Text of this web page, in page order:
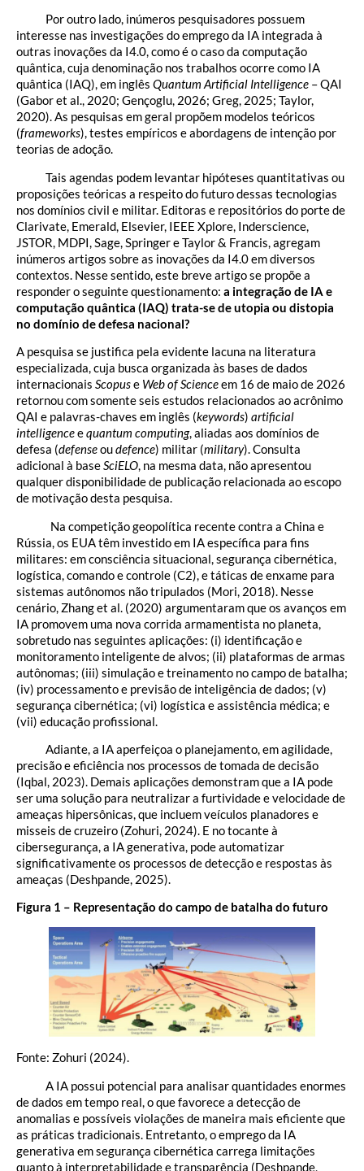
Por outro lado, inúmeros pesquisadores possuem
interesse nas investigações do emprego da IA integrada à
outras inovações da I4.0, como é o caso da computação
quântica, cuja denominação nos trabalhos ocorre como IA
quântica (IAQ), em inglês Quantum Artificial Intelligence – QAI
(Gabor et al., 2020; Gençoglu, 2026; Greg, 2025; Taylor,
2020). As pesquisas em geral propõem modelos teóricos
(frameworks), testes empíricos e abordagens de intenção por
teorias de adoção.
Tais agendas podem levantar hipóteses quantitativas ou
proposições teóricas a respeito do futuro dessas tecnologias
nos domínios civil e militar. Editoras e repositórios do porte de
Clarivate, Emerald, Elsevier, IEEE Xplore, Inderscience,
JSTOR, MDPI, Sage, Springer e Taylor & Francis, agregam
inúmeros artigos sobre as inovações da I4.0 em diversos
contextos. Nesse sentido, este breve artigo se propõe a
responder o seguinte questionamento: a integração de IA e
computação quântica (IAQ) trata-se de utopia ou distopia
no domínio de defesa nacional?
A pesquisa se justifica pela evidente lacuna na literatura
especializada, cuja busca organizada às bases de dados
internacionais Scopuse Web of Scienceem 16 de maio de 2026
retornou com somente seis estudos relacionados ao acrônimo
QAI e palavras-chaves em inglês (keywords) artificial
intelligenceequantum computing, aliadas aos domínios de
defesa (defenseoudefence) militar (military). Consulta
adicional à baseSciELO, na mesma data, não apresentou
qualquer disponibilidade de publicação relacionada ao escopo
de motivação desta pesquisa.
Na competição geopolítica recente contra a China e
Rússia, os EUA têm investido em IA específica para fins
militares: em consciência situacional, segurança cibernética,
logística, comando e controle (C2), e táticas de enxame para
sistemas autônomos não tripulados (Mori, 2018). Nesse
cenário, Zhang et al. (2020) argumentaram que os avanços em
IA promovem uma nova corrida armamentista no planeta,
sobretudo nas seguintes aplicações: (i) identificação e
monitoramento inteligente de alvos; (ii) plataformas de armas
autônomas; (iii) simulação e treinamento no campo de batalha;
(iv) processamento e previsão de inteligência de dados; (v)
segurança cibernética; (vi) logística e assistência médica; e
(vii) educação profissional.
Adiante, a IA aperfeiçoa o planejamento, em agilidade,
precisão e eficiência nos processos de tomada de decisão
(Iqbal, 2023). Demais aplicações demonstram que a IA pode
ser uma solução para neutralizar a furtividade e velocidade de
ameaças hipersônicas, que incluem veículos planadores e
misseis de cruzeiro (Zohuri, 2024). E no tocante à
cibersegurança, a IA generativa, pode automatizar
significativamente os processos de detecção e respostas às
ameaças (Deshpande, 2025).
Figura 1 – Representação do campo de batalha do futuro
Fonte: Zohuri (2024).
A IA possui potencial para analisar quantidades enormes
de dados em tempo real, o que favorece a detecção de
anomalias e possíveis violações de maneira mais eficiente que
as práticas tradicionais. Entretanto, o emprego da IA
generativa em segurança cibernética carrega limitações
quanto à interpretabilidade e transparência (Deshpande,